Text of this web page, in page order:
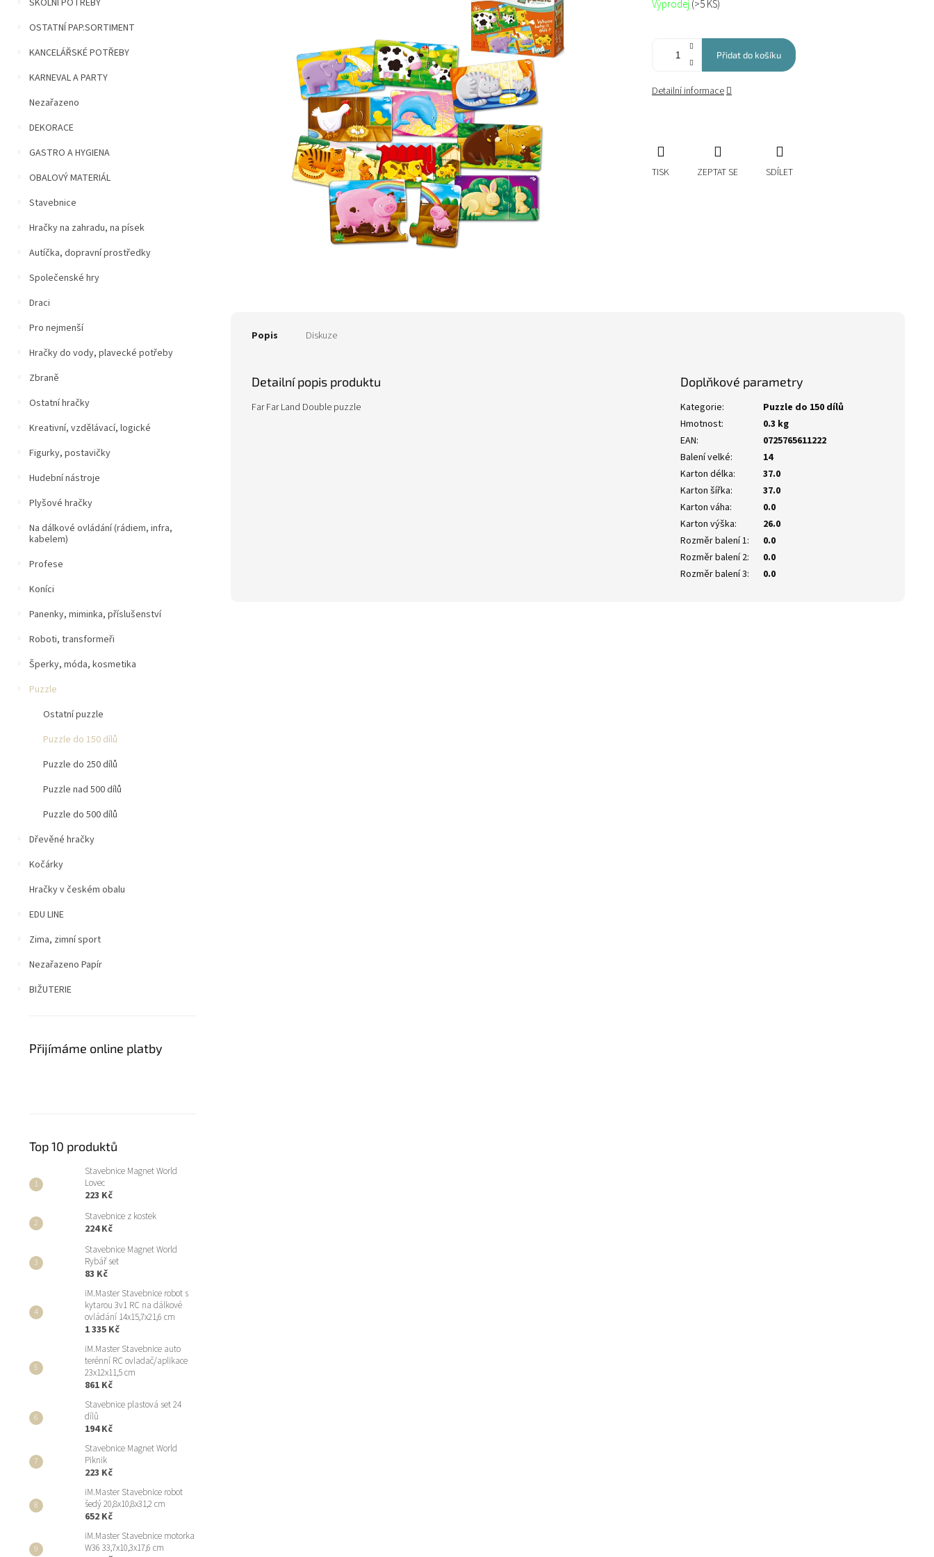
p
a
e
ŠKOLNÍ POTŘEBY
OSTATNÍ PAP.SORTIMENT
KANCELÁŘSKÉ POTŘEBY
KARNEVAL A PARTY
Nezařazeno
DEKORACE
GASTRO A HYGIENA
OBALOVÝ MATERIÁL
Stavebnice
Hračky na zahradu, na písek
Autíčka, dopravní prostředky
Společenské hry
Draci
Pro nejmenší
Hračky do vody, plavecké potřeby
Zbraně
Ostatní hračky
Kreativní, vzdělávací, logické
Figurky, postavičky
Hudební nástroje
Plyšové hračky
Na dálkové ovládání (rádiem, infra,
kabelem)
Profese
Koníci
Panenky, miminka, příslušenství
Roboti, transformeři
Šperky, móda, kosmetika
Puzzle
Ostatní puzzle
Puzzle do 150 dílů
Puzzle do 250 dílů
Puzzle nad 500 dílů
Puzzle do 500 dílů
Dřevěné hračky
Kočárky
Hračky v českém obalu
EDU LINE
Zima, zimní sport
Nezařazeno Papír
BIŽUTERIE
Přijímáme online platby
Top 10 produktů
Stavebnice Magnet World
Lovec
223 Kč
Stavebnice z kostek
224 Kč
Stavebnice Magnet World
Rybář set
83 Kč
iM.Master Stavebnice robot s
kytarou 3v1 RC na dálkové
ovládání 14x15,7x21,6 cm
1 335 Kč
iM.Master Stavebnice auto
terénní RC ovladač/aplikace
23x12x11,5 cm
861 Kč
Stavebnice plastová set 24
dílů
194 Kč
Stavebnice Magnet World
Piknik
223 Kč
iM.Master Stavebnice robot
šedý 20,8x10,8x31,2 cm
652 Kč
iM.Master Stavebnice motorka
W36 33,7x10,3x17,6 cm
cena:
Výprodej(>5 KS)
Přidat do košíku
Detailní informace
TISK ZEPTAT SE SDÍLET
Popis Diskuze
Detailní popis produktu
Far Far Land Double puzzle
Doplňkové parametry
Kategorie:
Puzzle do 150 dílů
Hmotnost:
0.3 kg
EAN:
0725765611222
Balení velké:
14
Karton délka:
37.0
Karton šířka:
37.0
Karton váha:
0.0
Karton výška:
26.0
Rozměr balení 1:
0.0
Rozměr balení 2:
0.0
Rozměr balení 3: 0.0